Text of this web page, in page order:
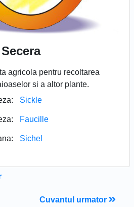
Secera
agricola pentru recoltarea
si a altor plante.
Sickle
Faucille
Sichel
Cuvantul urmator